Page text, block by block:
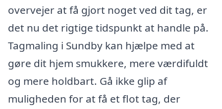
overvejer at få gjort noget ved dit tag, er
det nu det rigtige tidspunkt at handle på.
Tagmaling i Sundby kan hjælpe med at
gøre dit hjem smukkere, mere værdifuldt
og mere holdbart. Gå ikke glip af
muligheden for at få et flot tag, der